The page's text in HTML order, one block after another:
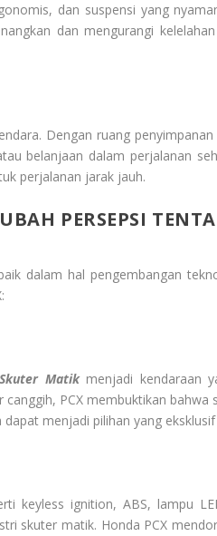
dan suspensi yang
dan mengurangi
Dengan ruang
belanjaan dalam perjalanan
perjalanan jarak jauh.
PERSEPSI
dalam hal pengembangan
Matikmenjadi kendaraan
PCX membuktikan bahwa
menjadi pilihan yang
keyless ignition, ABS, lampu
skuter matik. Honda PCX